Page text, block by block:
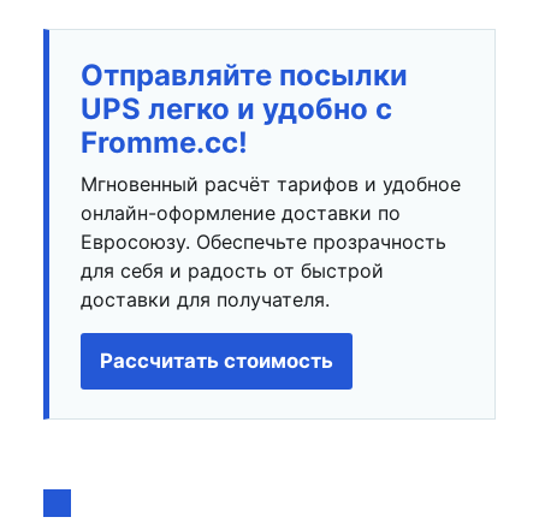
Отправляйте посылки
UPS легко и удобно с
Fromme.cc!
Мгновенный расчёт тарифов и удобное
онлайн-оформление доставки по
Евросоюзу. Обеспечьте прозрачность
для себя и радость от быстрой
доставки для получателя.
Рассчитать стоимость